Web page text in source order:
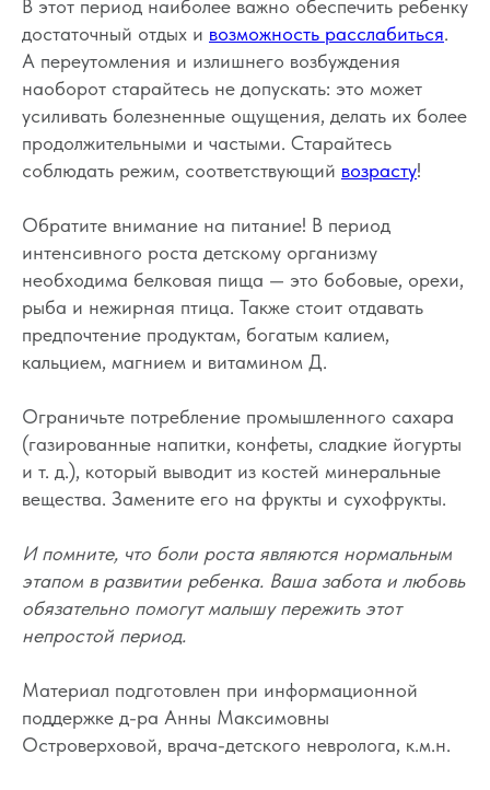
В этот период наиболее важно обеспечить ребенку
достаточный отдых и возможность расслабиться.
А переутомления и излишнего возбуждения
наоборот старайтесь не допускать: это может
усиливать болезненные ощущения, делать их более
продолжительными и частыми. Старайтесь
соблюдать режим, соответствующий возрасту!
Обратите внимание на питание! В период
интенсивного роста детскому организму
необходима белковая пища — это бобовые, орехи,
рыба и нежирная птица. Также стоит отдавать
предпочтение продуктам, богатым калием,
кальцием, магнием и витамином Д.
Ограничьте потребление промышленного сахара
(газированные напитки, конфеты, сладкие йогурты
и т. д.), который выводит из костей минеральные
вещества. Замените его на фрукты и сухофрукты.
И помните, что боли роста являются нормальным
этапом в развитии ребенка. Ваша забота и любовь
обязательно помогут малышу пережить этот
непростой период.
Материал подготовлен при информационной
поддержке д-ра Анны Максимовны
Островерховой, врача-детского невролога, к.м.н.
Вход/Регистрация
Дети
Взрослые
Журнал о сне
Практикум
О проекте
Политика
Соглашение
Оферта
Вопросы
Отзывы
Благодарности
ИП Снеговская
Ольга Сергеевна
+7 (903) 011-73-03
sos@o-sne.online
Видео
Там, где картинки
КОНТАКТЫ
Все права на материалы портала o-sne.online
защищены законом об интеллектуальной
собственности. Использование материалов
портала o-sne.online возможно только